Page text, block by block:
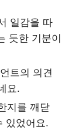
일감을 따
듯한 기분이
트의 의견
요.
지를 깨닫
있었어요.